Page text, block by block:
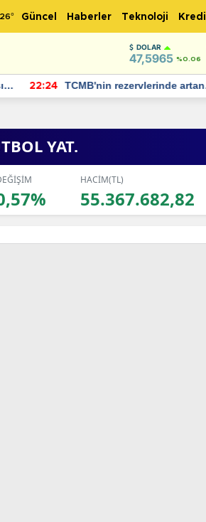
26° Güncel Haberler Teknoloji Kredi
DOLAR
47,5965 %0.06
22:24
TCMB'nin rezervlerinde artan
momentum devam ediyor
YAT.
HACİM(TL)
55.367.682,82